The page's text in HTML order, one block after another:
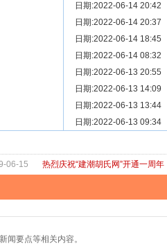
[ 族谱知识 ] 漫话辈份
日期:2022-06-14 20:42
[ 族谱知识 ] 修族谱的用
日期:2022-06-14 20:37
[ 族谱知识 ] 一元等于多
日期:2022-06-14 18:45
[ 散文随笔 ] 写给远在天
日期:2022-06-14 08:32
[ 宗亲新闻 ] 关于“金鸡落
日期:2022-06-13 20:55
[ 庙堂宗祠 ] 洽礼祖祠
日期:2022-06-13 14:09
[ 庙堂宗祠 ] 京华胡氏二
日期:2022-06-13 13:44
[ 庙堂宗祠 ] 祖祠、家庙
日期:2022-06-13 09:34
06-15 热烈庆祝“建潮胡氏网”开通一周年
闻要点等相关内容。